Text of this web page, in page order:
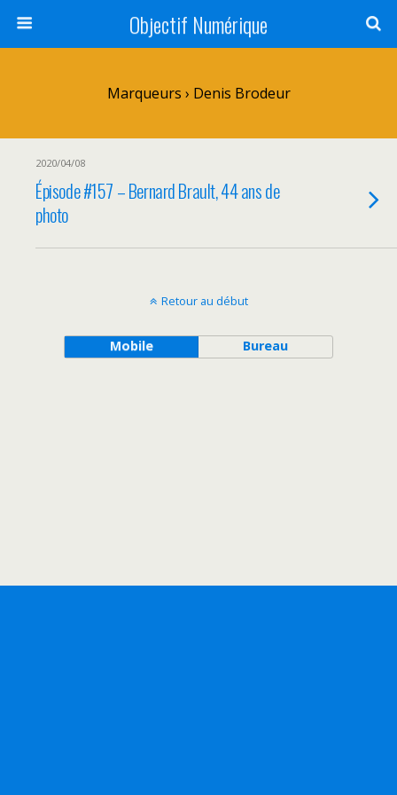
Objectif Numérique
Marqueurs › Denis Brodeur
2020/04/08
Épisode #157 – Bernard Brault, 44 ans de
photo
Retour au début
Mobile Bureau